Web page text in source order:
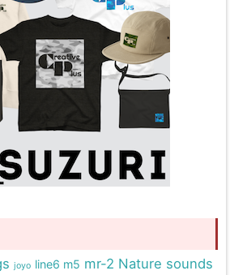
joyo line6 m5 mr-2 Nature sounds